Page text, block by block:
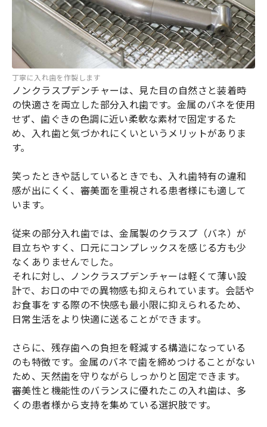
丁寧に入れ歯を作製します
ノンクラスプデンチャーは、見た目の自然さと装着時
の快適さを両立した部分入れ歯です。金属のバネを使用
せず、歯ぐきの色調に近い柔軟な素材で固定するた
め、入れ歯と気づかれにくいというメリットがありま
す。
笑ったときや話しているときでも、入れ歯特有の違和
感が出にくく、審美面を重視される患者様にも適して
います。
従来の部分入れ歯では、金属製のクラスプ（バネ）が
目立ちやすく、口元にコンプレックスを感じる方も少
なくありませんでした。
それに対し、ノンクラスプデンチャーは軽くて薄い設
計で、お口の中での異物感も抑えられています。会話や
お食事をする際の不快感も最小限に抑えられるため、
日常生活をより快適に送ることができます。
さらに、残存歯への負担を軽減する構造になっている
のも特徴です。金属のバネで歯を締めつけることがない
ため、天然歯を守りながらしっかりと固定できます。
審美性と機能性のバランスに優れたこの入れ歯は、多
くの患者様から支持を集めている選択肢です。